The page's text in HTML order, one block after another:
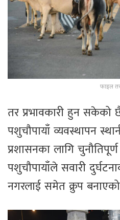
फाइल
तर प्रभावकारी हुन सकेको
पशुचौपायाँ व्यवस्थापन
प्रशासनका लागि
पशुचौपायाँले सवारी
नगरलाई समेत क्रुप